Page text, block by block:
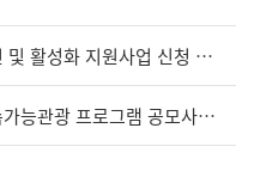
2027년 야영장 안전 및 활성화 지원사업 신청 및 수요조사 공고
2026년 파주시 지속가능관광 프로그램 공모사업 및 기본교육 모집 공고